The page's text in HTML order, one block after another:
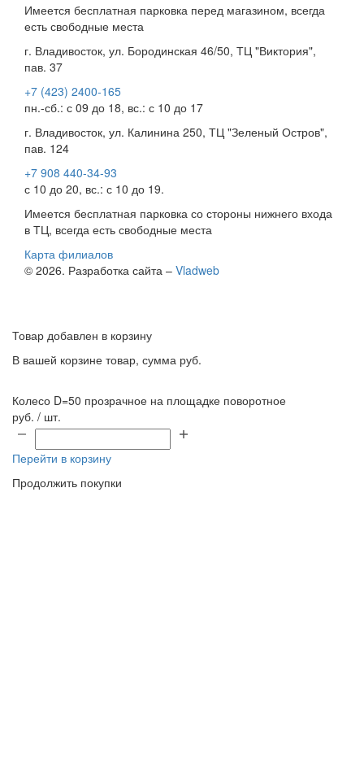
Имеется бесплатная парковка перед магазином, всегда
есть свободные места
г. Владивосток, ул. Бородинская 46/50, ТЦ "Виктория",
пав. 37
+7 (423) 2400-165
пн.-сб.: с 09 до 18, вс.: с 10 до 17
г. Владивосток, ул. Калинина 250, ТЦ "Зеленый Остров",
пав. 124
+7 908 440-34-93
с 10 до 20, вс.: с 10 до 19.
Имеется бесплатная парковка со стороны нижнего входа
в ТЦ, всегда есть свободные места
Карта филиалов
© 2026. Разработка сайта – Vladweb
Товар добавлен в корзину
В вашей корзине товар, сумма руб.
Колесо D=50 прозрачное на площадке поворотное
руб. / шт.
Перейти в корзину
Продолжить покупки